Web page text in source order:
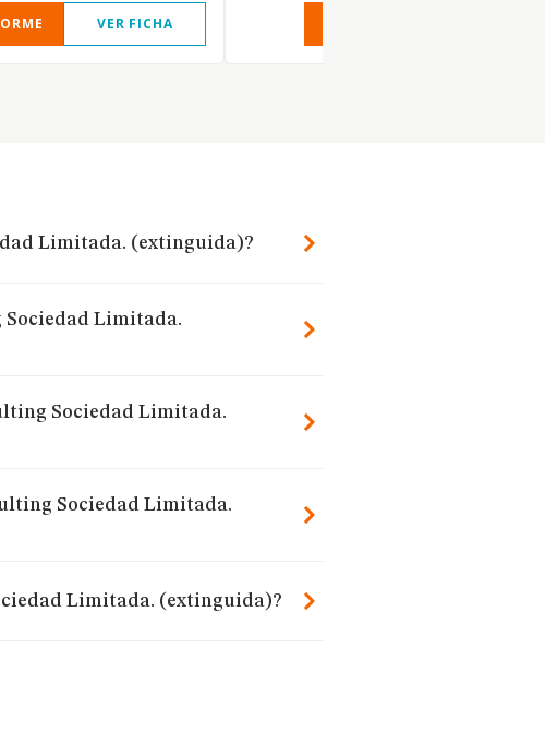
VER FICHA
Limitada. (extinguida)?
Limitada.
Sociedad Limitada.
Sociedad Limitada.
Limitada. (extinguida)?